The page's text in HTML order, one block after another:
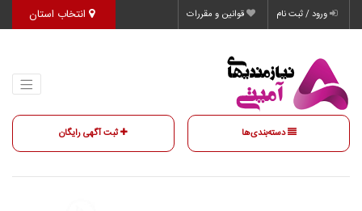
انتخاب استان قوانین و مقررات ورود / ثبت نام
دسته‌بندی‌ها ثبت آگهی رایگان